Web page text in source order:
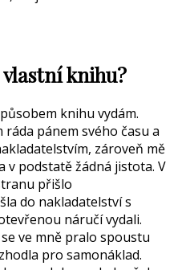
knihu?
knihu vydám.
ráda pánem svého času a
zároveň mě
v podstatě žádná jistota. V
přišlo
do nakladatelství s
náručí vydali.
ve mně pralo spoustu
pro samonáklad.